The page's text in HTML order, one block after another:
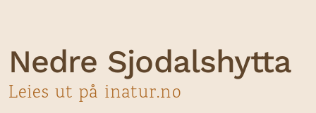
Nedre Sjodalshytta
Leies ut på inatur.no